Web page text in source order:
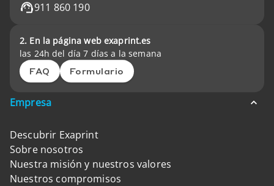
911 860 190
2. En la página web exaprint.es
las 24h del día 7 días a la semana
FAQ Formulario
Empresa
Descubrir Exaprint
Sobre nosotros
Nuestra misión y nuestros valores
Nuestros compromisos